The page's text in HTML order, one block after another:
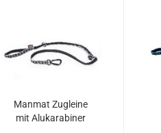
Manmat Zugleine
mit Alukarabiner